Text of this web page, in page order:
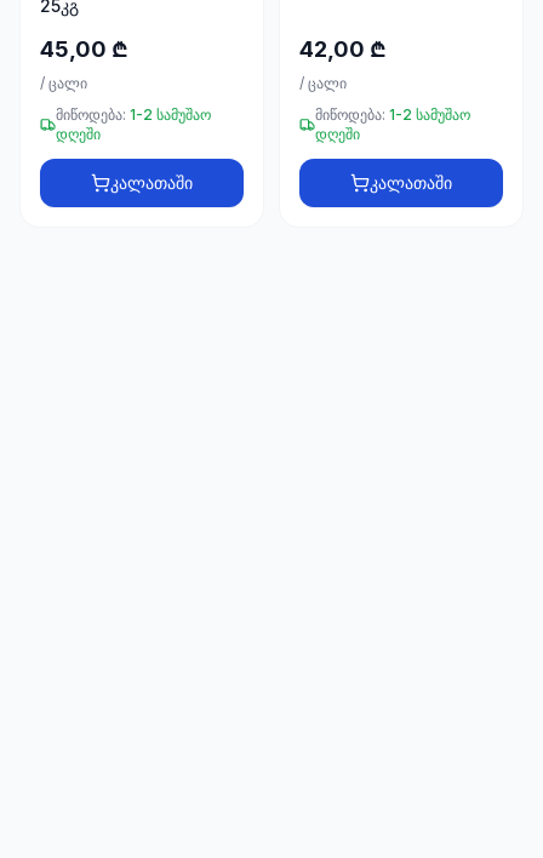
33
25კგ
45,00 ₾
/ ცალი
მიწოდება: 1-2 სამუშაო
დღეში
კალათაში
42,00 ₾
/ ცალი
მიწოდება: 1-2 სამუშაო
დღეში
კალათაში